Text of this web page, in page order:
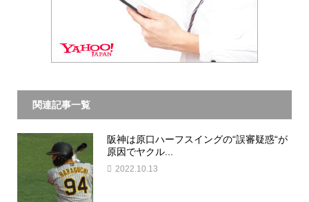
関連記事一覧
阪神は原口ハーフスイングの“誤審疑惑“が
原因でヤクル...
2022.10.13